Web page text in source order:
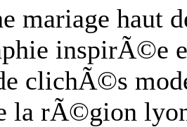
mariage haut
inspirÃ©e
clichÃ©s
la rÃ©gion